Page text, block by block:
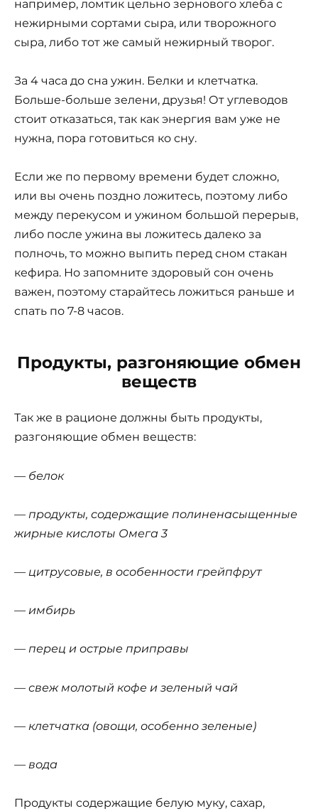
например, ломтик цельно зернового хлеба с
нежирными сортами сыра, или творожного
сыра, либо тот же самый нежирный творог.
За 4 часа до сна ужин. Белки и клетчатка.
Больше-больше зелени, друзья! От углеводов
стоит отказаться, так как энергия вам уже не
нужна, пора готовиться ко сну.
Если же по первому времени будет сложно,
или вы очень поздно ложитесь, поэтому либо
между перекусом и ужином большой перерыв,
либо после ужина вы ложитесь далеко за
полночь, то можно выпить перед сном стакан
кефира. Но запомните здоровый сон очень
важен, поэтому старайтесь ложиться раньше и
спать по 7-8 часов.
Продукты, разгоняющие обмен
веществ
Так же в рационе должны быть продукты,
разгоняющие обмен веществ:
— белок
— продукты, содержащие полиненасыщенные
жирные кислоты Омега 3
— цитрусовые, в особенности грейпфрут
— имбирь
— перец и острые приправы
— свеж молотый кофе и зеленый чай
— клетчатка (овощи, особенно зеленые)
— вода
Продукты содержащие белую муку, сахар,